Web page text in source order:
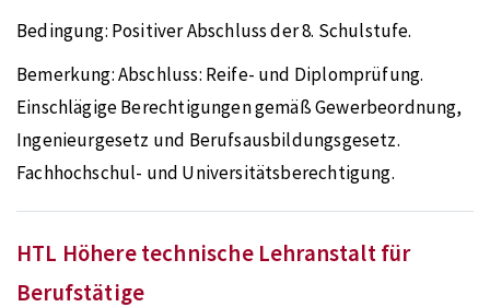
Bedingung: Positiver Abschluss der 8. Schulstufe.
Bemerkung:Abschluss: Reife- und Diplomprüfung.
Einschlägige Berechtigungen gemäß Gewerbeordnung,
Ingenieurgesetz und Berufsausbildungsgesetz.
Fachhochschul- und Universitätsberechtigung.
HTL Höhere technische Lehranstalt für
Berufstätige